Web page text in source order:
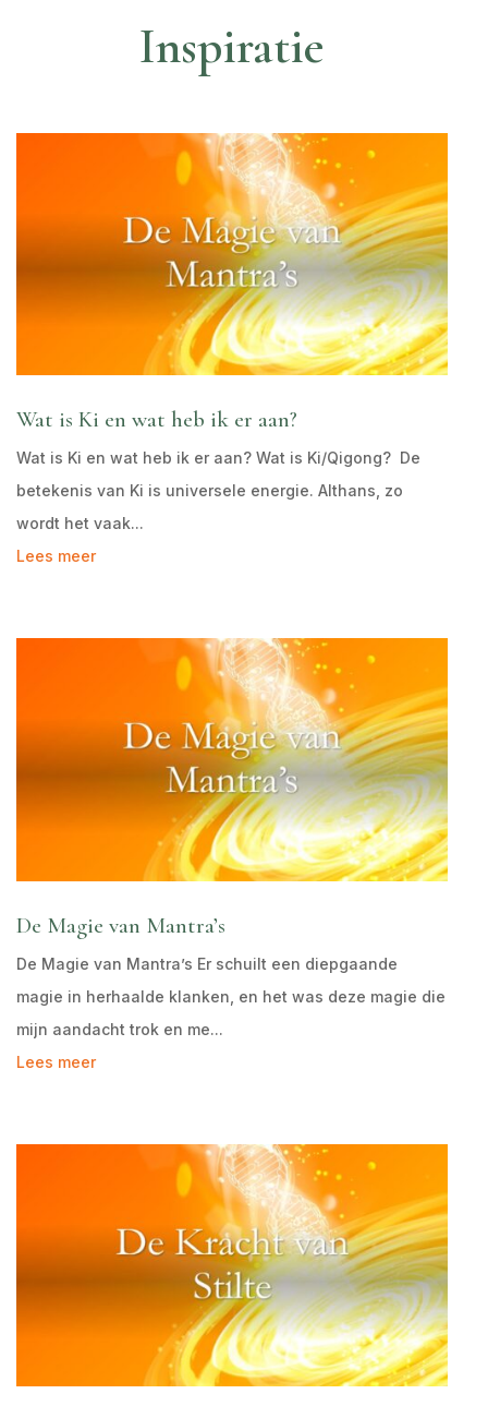
Inspiratie
Wat is Ki en wat heb ik er aan?
Wat is Ki en wat heb ik er aan? Wat is Ki/Qigong? De
betekenis van Ki is universele energie. Althans, zo
wordt het vaak...
Lees meer
De Magie van Mantra’s
De Magie van Mantra’s Er schuilt een diepgaande
magie in herhaalde klanken, en het was deze magie die
mijn aandacht trok en me...
Lees meer